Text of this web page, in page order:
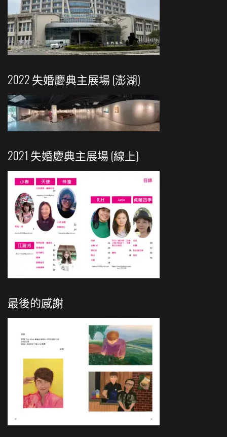
2022 失婚慶典主展場 (澎湖)
2021 失婚慶典主展場 (線上)
最後的感謝